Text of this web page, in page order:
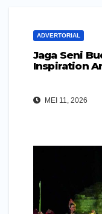
ADVERTORIAL
Jaga Seni
Inspiration
MEI 11, 2026